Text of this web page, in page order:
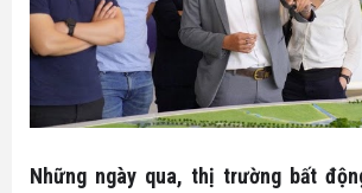
Đất nền Tây Ninh
Căn hộ - nhà phố
Bike
Hô trợ tài chính
Thông tin quy hoạch
Biểu mẫu luật
Tin tức nhà đất
Tuyển dụng
Ủng hộ
Những ngày qua, thị trường bất